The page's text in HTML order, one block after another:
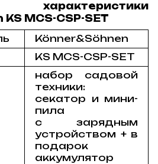
характеристики
MCS-CSP-SET
Könner&Söhnen
KS MCS-CSP-SET
набор садовой
техники:
секатор и мини-
пила
с зарядным
устройством + в
подарок
аккумулятор